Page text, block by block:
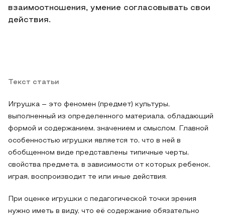
взаимоотношения, умение согласовывать свои
действия.
Текст статьи
Игрушка – это феномен (предмет) культуры,
выполненный из определенного материала, обладающий
формой и содержанием, значением и смыслом. Главной
особенностью игрушки является то, что в ней в
обобщенном виде представлены типичные черты,
свойства предмета, в зависимости от которых ребенок,
играя, воспроизводит те или иные действия.
При оценке игрушки с педагогической точки зрения
нужно иметь в виду, что её содержание обязательно